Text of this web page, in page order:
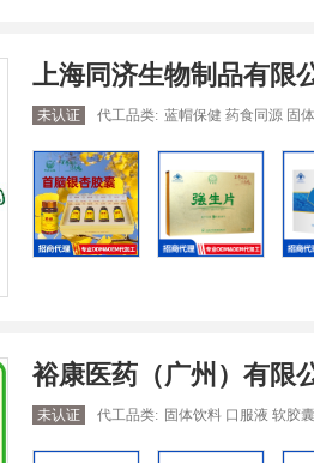
上海同济生物制品有限
未认证 代工品类: 蓝帽保健 药食同源 固体饮料
裕康医药（广州）有限
未认证 代工品类: 固体饮料 口服液 软胶